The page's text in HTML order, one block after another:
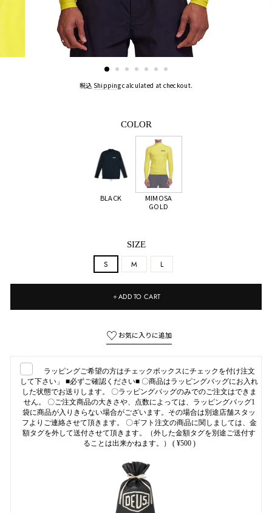
税込 Shippingcalculated at checkout.
COLOR
BLACK
MIMOSA
GOLD
SIZE
S
M L
＋ADD TO CART
ラッピングご希望の方はチェックボックスにチェックを付け注文
して下さい」 ■必ずご確認ください■ 〇商品はラッピングバッグにお入れ
した状態でお送りします。 〇ラッピングバッグのみでのご注文はできま
せん。 〇ご注文商品の大きさや、点数によっては、ラッピングバッグ1
袋に商品が入りきらない場合がございます。その場合は別途店舗スタッ
フよりご連絡させて頂きます。 〇ギフト注文の商品に関しましては、金
額タグを外して送付させて頂きます。（外した金額タグを別途ご送付す
ることは出来かねます。） ( ¥500 )